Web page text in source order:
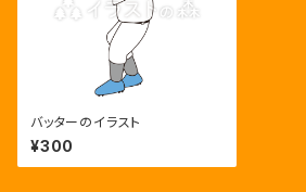
バッターのイラスト
¥300